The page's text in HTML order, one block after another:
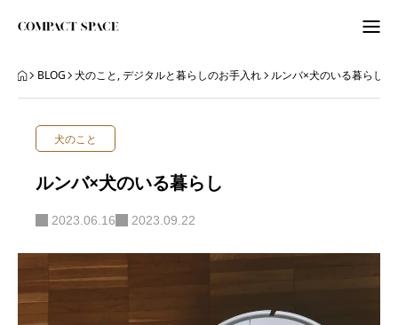
わたしのこと
BLOG
BLOG 犬のこと,デジタルと暮らしのお手入れ ルンバ×犬のいる暮らし
犬のこと
ルンバ×犬のいる暮らし
2023.06.16 2023.09.22